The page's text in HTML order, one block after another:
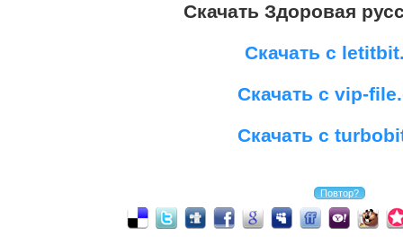
Скачать Здоровая
Скачать с
Скачать с vip-
Скачать с